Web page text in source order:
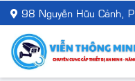
98 Nguyễn Hữu Cảnh,